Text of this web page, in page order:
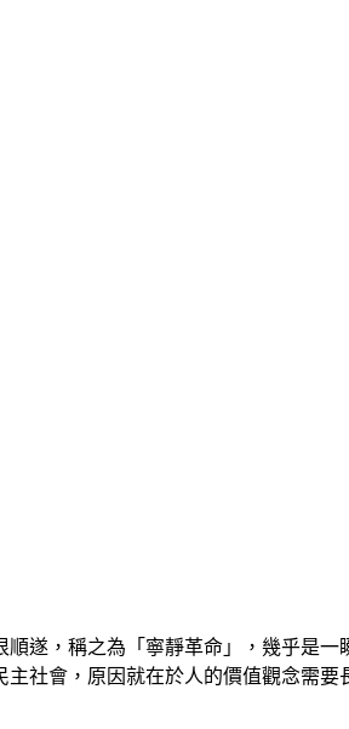
順遂，稱之為「寧靜革命」，幾乎是
社會，原因就在於人的價值觀念需